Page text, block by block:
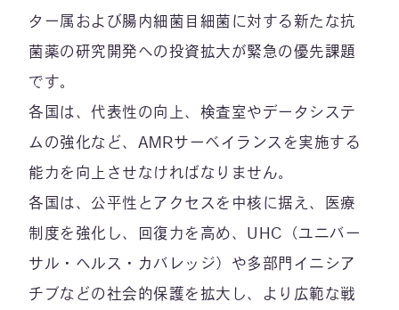
ター属および腸内細菌目細菌に対する新たな抗
菌薬の研究開発への投資拡大が緊急の優先課題
です。
各国は、代表性の向上、検査室やデータシステ
ムの強化など、AMRサーベイランスを実施する
能力を向上させなければなりません。
各国は、公平性とアクセスを中核に据え、医療
制度を強化し、回復力を高め、UHC（ユニバー
サル・ヘルス・カバレッジ）や多部門イニシア
チブなどの社会的保護を拡大し、より広範な戦